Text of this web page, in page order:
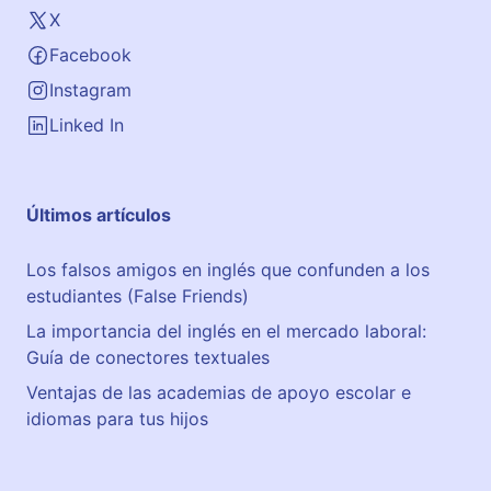
X
Facebook
Instagram
Linked In
Últimos artículos
Los falsos amigos en inglés que confunden a los
estudiantes (False Friends)
La importancia del inglés en el mercado laboral:
Guía de conectores textuales
Ventajas de las academias de apoyo escolar e
idiomas para tus hijos